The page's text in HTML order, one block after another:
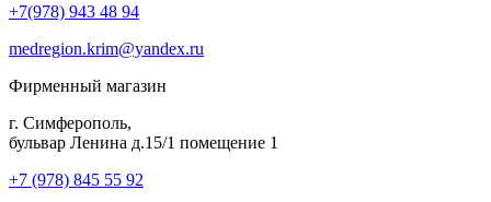
+7(978) 943 48 94
medregion.krim@yandex.ru
Фирменный магазин
г. Симферополь,
бульвар Ленина д.15/1 помещение 1
+7 (978) 845 55 92